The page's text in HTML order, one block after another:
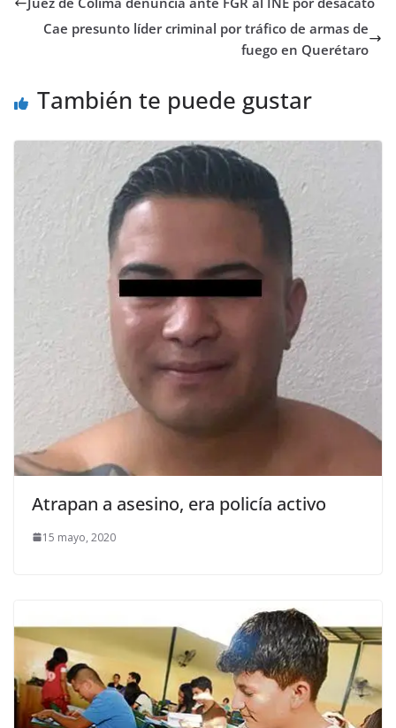
Cae presunto líder criminal por tráfico de armas de
fuego en Querétaro
También te puede gustar
Atrapan a asesino, era policía activo
15 mayo, 2020